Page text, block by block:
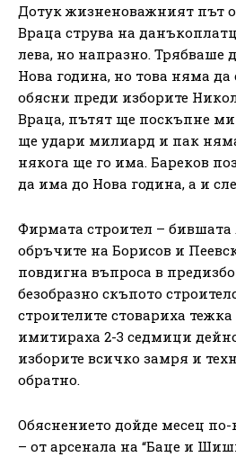
Дотук жизненоважният път
Враца струва на
лева, но напразно. Трябваше
Нова година, но това няма да
обясни преди изборите
Враца, пътят ще поскъпне
ще удари милиард и пак
някога ще го има. Бареков
да има до Нова година, а и
Фирмата строител – бившата
обръчите на Борисов и
повдигна въпроса в
безобразно скъпото
строителите стовариха
имитираха 2-3 седмици
изборите всичко замря и
обратно.
Обяснението дойде месец
– от арсенала на “Баце и